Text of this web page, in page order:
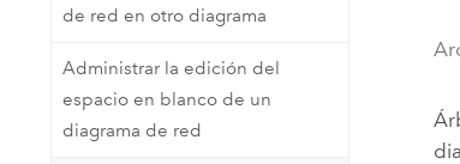
Crear aplicaciones de
representación cartográfica y
análisis espacial
Todos los
de red en otro diagrama
Administrar la edición del
espacio en blanco de un
diagrama de red